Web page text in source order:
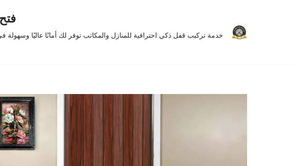
خدمة تركيب قفل ذكي احترافية للمنازل والمكاتب توفر لك أمانًا عاليًا وسهولة